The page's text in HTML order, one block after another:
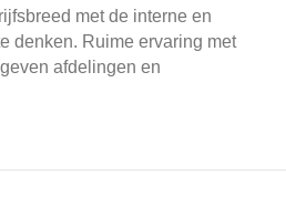
met de interne en
denken. Ruime ervaring met
afdelingen en